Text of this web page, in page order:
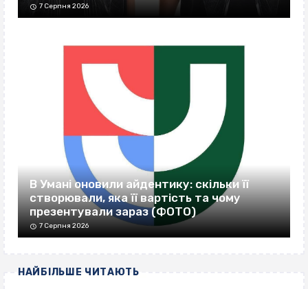
7 Серпня 2026
В Умані оновили айдентику: скільки її
створювали, яка її вартість та чому
презентували зараз (ФОТО)
7 Серпня 2026
НАЙБІЛЬШЕ ЧИТАЮТЬ